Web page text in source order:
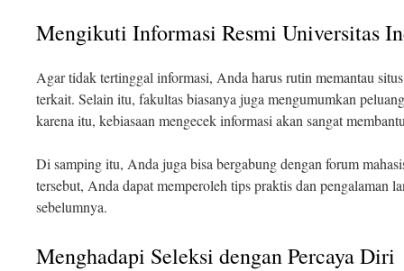
Mengikuti Informasi Resmi Universitas
Agar tidak tertinggal informasi, Anda harus rutin memantau
terkait. Selain itu, fakultas biasanya juga mengumumkan
karena itu, kebiasaan mengecek informasi akan sangat
Di samping itu, Anda juga bisa bergabung dengan forum
tersebut, Anda dapat memperoleh tips praktis dan pengalaman
sebelumnya.
Menghadapi Seleksi dengan Percaya Diri